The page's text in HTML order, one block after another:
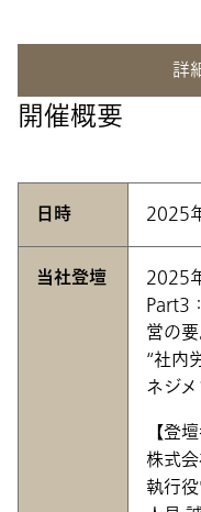
詳
開催概要
日時 2025
当社登壇
2025
Part3
営の要
“社内
ネジ
【登
株式
執行